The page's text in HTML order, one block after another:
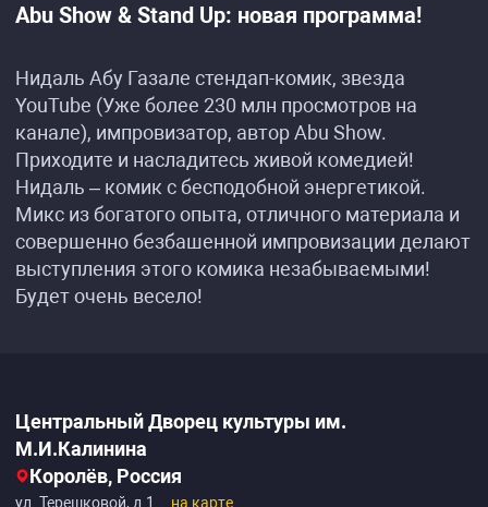
Abu Show & Stand Up: новая программа!
Нидаль Абу Газале стендап-комик, звезда
YouTube (Уже более 230 млн просмотров на
канале), импровизатор, автор Abu Show.
Приходите и насладитесь живой комедией!
Нидаль – комик с бесподобной энергетикой.
Микс из богатого опыта, отличного материала и
совершенно безбашенной импровизации делают
выступления этого комика незабываемыми!
Будет очень весело!
Центральный Дворец культуры им.
М.И.Калинина
Королёв, Россия
ул. Терешковой, д.1 на карте